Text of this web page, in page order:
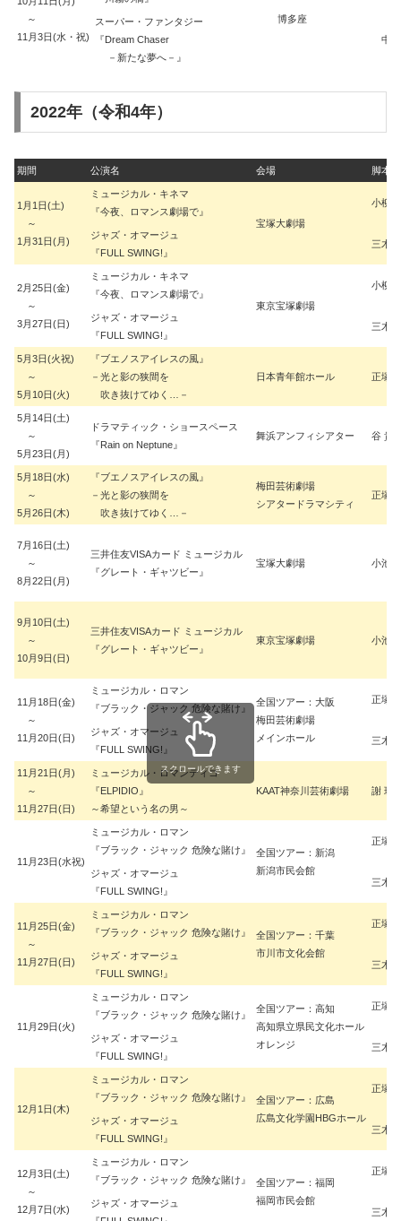
～
11月3日(水・祝)
博多座
スーパー・ファンタジー
『Dream Chaser
－新たな夢へ－』
中
2022年（令和4年）
期間 公演名 会場 脚本
1月1日(土)
～
1月31日(月)
ミュージカル・キネマ
『今夜、ロマンス劇場で』
宝塚大劇場
小柳
ジャズ・オマージュ
『FULL SWING!』
三木
2月25日(金)
～
3月27日(日)
ミュージカル・キネマ
『今夜、ロマンス劇場で』
東京宝塚劇場
小柳
ジャズ・オマージュ
『FULL SWING!』
三木
5月3日(火祝)
～
5月10日(火)
『ブエノスアイレスの風』
－光と影の狭間を
吹き抜けてゆく…－
日本青年館ホール 正塚
5月14日(土)
～
5月23日(月)
ドラマティック・ショースペース
『Rain on Neptune』
舞浜アンフィシアター 谷 貴
5月18日(水)
～
5月26日(木)
『ブエノスアイレスの風』
－光と影の狭間を
吹き抜けてゆく…－
梅田芸術劇場
シアタードラマシティ
正塚
7月16日(土)
～
8月22日(月)
三井住友VISAカード ミュージカル
『グレート・ギャツビー』
宝塚大劇場 小池
9月10日(土)
～
10月9日(日)
三井住友VISAカード ミュージカル
『グレート・ギャツビー』
東京宝塚劇場 小池
11月18日(金)
～
11月20日(日)
ミュージカル・ロマン
『ブラック・ジャック 危険な賭け』
全国ツアー：大阪
梅田芸術劇場
メインホール
正塚
ジャズ・オマージュ
『FULL SWING!』
三木
11月21日(月)
～
11月27日(日)
ミュージカル・ロマンティコ
『ELPIDIO』
～希望という名の男～
KAAT神奈川芸術劇場 謝 珠
11月23日(水祝)
ミュージカル・ロマン
『ブラック・ジャック 危険な賭け』
全国ツアー：新潟
新潟市民会館
正塚
ジャズ・オマージュ
『FULL SWING!』
三木
11月25日(金)
～
11月27日(日)
ミュージカル・ロマン
『ブラック・ジャック 危険な賭け』
全国ツアー：千葉
市川市文化会館
正塚
ジャズ・オマージュ
『FULL SWING!』
三木
11月29日(火)
ミュージカル・ロマン
『ブラック・ジャック 危険な賭け』
全国ツアー：高知
高知県立県民文化ホール
オレンジ
正塚
ジャズ・オマージュ
『FULL SWING!』
三木
12月1日(木)
ミュージカル・ロマン
『ブラック・ジャック 危険な賭け』
全国ツアー：広島
広島文化学園HBGホール
正塚
ジャズ・オマージュ
『FULL SWING!』
三木
12月3日(土)
～
12月7日(水)
ミュージカル・ロマン
『ブラック・ジャック 危険な賭け』
全国ツアー：福岡
福岡市民会館
正塚
ジャズ・オマージュ
三木
スクロールできます